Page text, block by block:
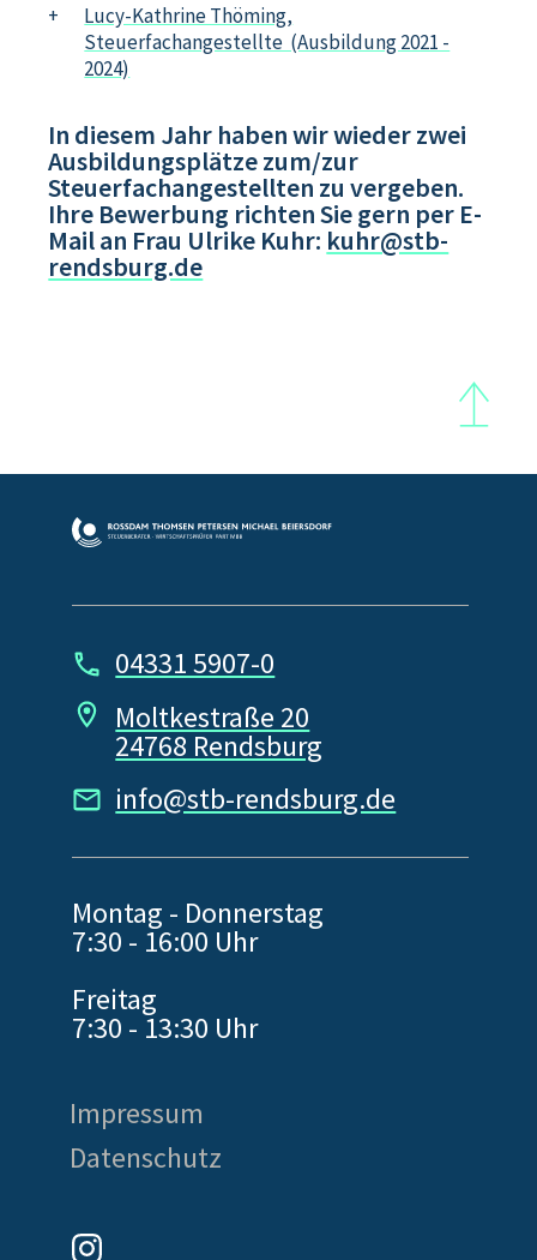
Lucy-Kathrine Thöming,
Steuerfachangestellte (Ausbildung 2021 -
2024)
In diesem Jahr haben wir wieder zwei
Ausbildungsplätze zum/zur
Steuerfachangestellten zu vergeben.
Ihre Bewerbung richten Sie gern per E-
Mail an Frau Ulrike Kuhr: kuhr@stb-
rendsburg.de
04331 5907-0
Moltkestraße 20
24768 Rendsburg
info@stb-rendsburg.de
Montag - Donnerstag
7:30 - 16:00 Uhr
Freitag
7:30 - 13:30 Uhr
Impressum
Datenschutz